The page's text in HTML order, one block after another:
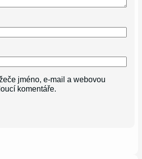
jméno, e-mail a webovou
komentáře.